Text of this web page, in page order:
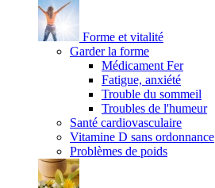
Forme et vitalité
Garder la forme
Médicament Fer
Fatigue, anxiété
Trouble du sommeil
Troubles de l'humeur
Santé cardiovasculaire
Vitamine D sans ordonnance
Problèmes de poids